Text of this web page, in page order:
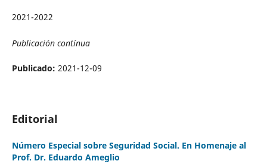
2021-2022
Publicación contínua
Publicado: 2021-12-09
Editorial
Número Especial sobre Seguridad Social. En Homenaje al
Prof. Dr. Eduardo Ameglio